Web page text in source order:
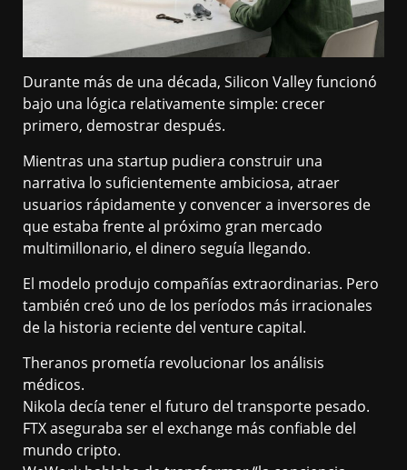
Durante más de una década, Silicon Valley funcionó
bajo una lógica relativamente simple: crecer
primero, demostrar después.
Mientras una startup pudiera construir una
narrativa lo suficientemente ambiciosa, atraer
usuarios rápidamente y convencer a inversores de
que estaba frente al próximo gran mercado
multimillonario, el dinero seguía llegando.
El modelo produjo compañías extraordinarias. Pero
también creó uno de los períodos más irracionales
de la historia reciente del venture capital.
Theranos prometía revolucionar los análisis
médicos.
Nikola decía tener el futuro del transporte pesado.
FTX aseguraba ser el exchange más confiable del
mundo cripto.